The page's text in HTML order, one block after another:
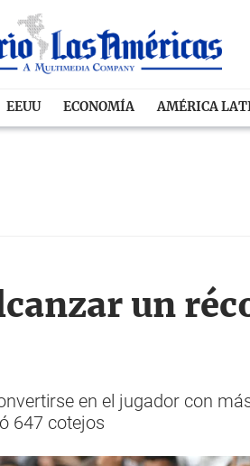
EEUU ECONOMÍA AMÉRICA
un
en el jugador con
647 cotejos